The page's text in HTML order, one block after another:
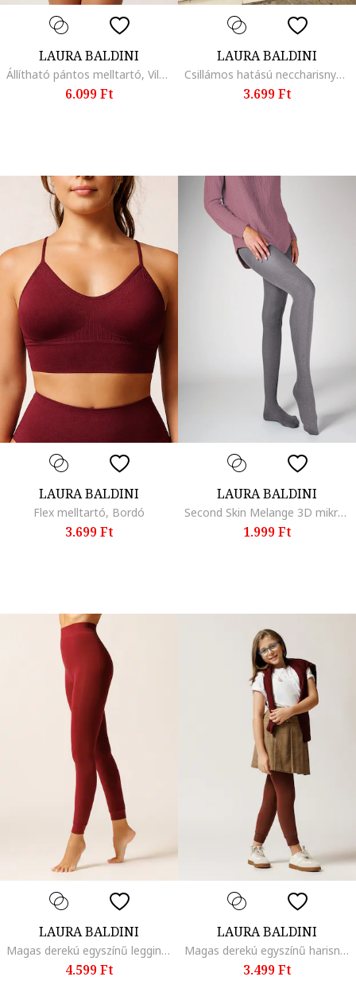
LAURA BALDINI
Állítható pántos melltartó, Világosbézs
6.099 Ft
LAURA BALDINI
Csillámos hatású neccharisnya, Fekete
3.699 Ft
LAURA BALDINI
Flex melltartó, Bordó
3.699 Ft
LAURA BALDINI
Second Skin Melange 3D mikroszálas harisnyanadrág - 50 DEN, Szürke
1.999 Ft
LAURA BALDINI
Magas derekú egyszínű leggings, Bordó
4.599 Ft
LAURA BALDINI
Magas derekú egyszínű harisnyanadrág, Fahéjbarna
3.499 Ft